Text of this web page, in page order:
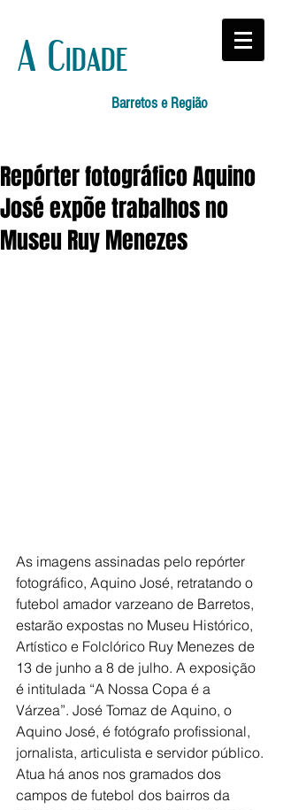
A Cidade
Barretos e Região
Repórter fotográfico Aquino
José expõe trabalhos no
Museu Ruy Menezes
As imagens assinadas pelo repórter
fotográfico, Aquino José, retratando o
futebol amador varzeano de Barretos,
estarão expostas no Museu Histórico,
Artístico e Folclórico Ruy Menezes de
13 de junho a 8 de julho. A exposição
é intitulada “A Nossa Copa é a
Várzea”. José Tomaz de Aquino, o
Aquino José, é fotógrafo profissional,
jornalista, articulista e servidor público.
Atua há anos nos gramados dos
campos de futebol dos bairros da